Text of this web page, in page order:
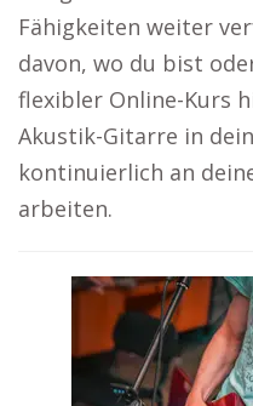
Fähigkeiten weiter
davon, wo du bist
flexibler Online-Kurs
Akustik-Gitarre in
kontinuierlich an
arbeiten.